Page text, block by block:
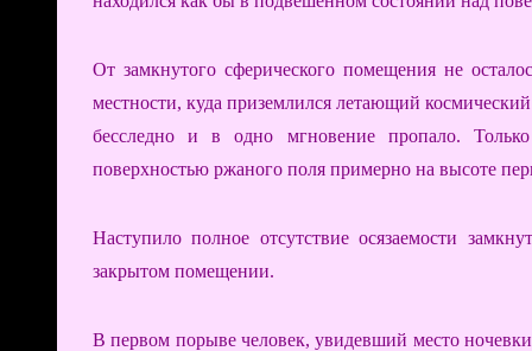
От замкнутого сферического помещения не
местности, куда приземлился летающий
бесследно и в одно мгновение пропало.
поверхностью ржаного поля примерно на высоте
Наступило полное отсутствие осязаемости
закрытом помещении.
В первом порыве человек, увидевший место